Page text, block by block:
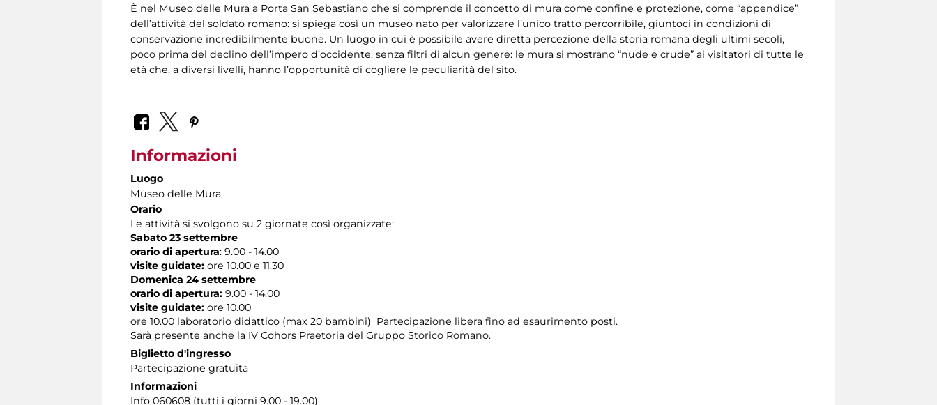
È nel Museo delle Mura a Porta San Sebastiano che si comprende il concetto di mura come confine e protezione, come “appendice”
dell’attività del soldato romano: si spiega così un museo nato per valorizzare l’unico tratto percorribile, giuntoci in condizioni di
conservazione incredibilmente buone. Un luogo in cui è possibile avere diretta percezione della storia romana degli ultimi secoli,
poco prima del declino dell’impero d’occidente, senza filtri di alcun genere: le mura si mostrano “nude e crude” ai visitatori di tutte le
età che, a diversi livelli, hanno l’opportunità di cogliere le peculiarità del sito.
Informazioni
Luogo
Museo delle Mura
Orario
Le attività si svolgono su 2 giornate così organizzate:
Sabato 23 settembre
orario di apertura: 9.00 - 14.00
visite guidate: ore 10.00 e 11.30
Domenica 24 settembre
orario di apertura: 9.00 - 14.00
visite guidate: ore 10.00
ore 10.00 laboratorio didattico (max 20 bambini) Partecipazione libera fino ad esaurimento posti.
Sarà presente anche la IV Cohors Praetoria del Gruppo Storico Romano.
Biglietto d'ingresso
Partecipazione gratuita
Informazioni
Info 060608 (tutti i giorni 9.00 - 19.00)